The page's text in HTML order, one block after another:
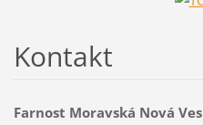
Kontakt
Farnost Moravská Nová Ves